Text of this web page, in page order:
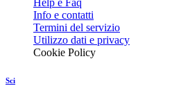
Help e Faq
Info e contatti
Termini del servizio
Utilizzo dati e privacy
Cookie Policy
Sci